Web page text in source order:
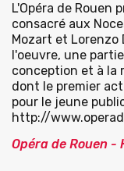
L'Opéra de Rouen
consacré aux
Mozart et Lorenzo
l'oeuvre, une
conception et à la
dont le premier
pour le jeune
http://
Opéra de Rouen -